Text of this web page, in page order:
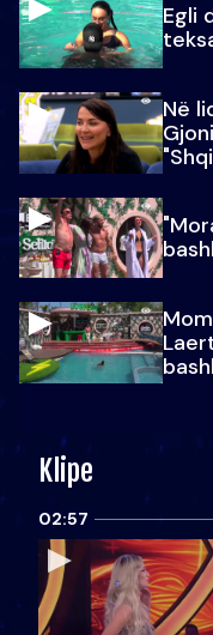
Egli
Në
Klipe
02:57